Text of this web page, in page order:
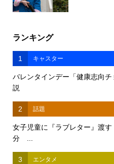
ランキング
1 キャスター
バレンタインデー「健康志向
説
2 話題
女子児童に『ラブレター』渡
分 ...
3 エンタメ